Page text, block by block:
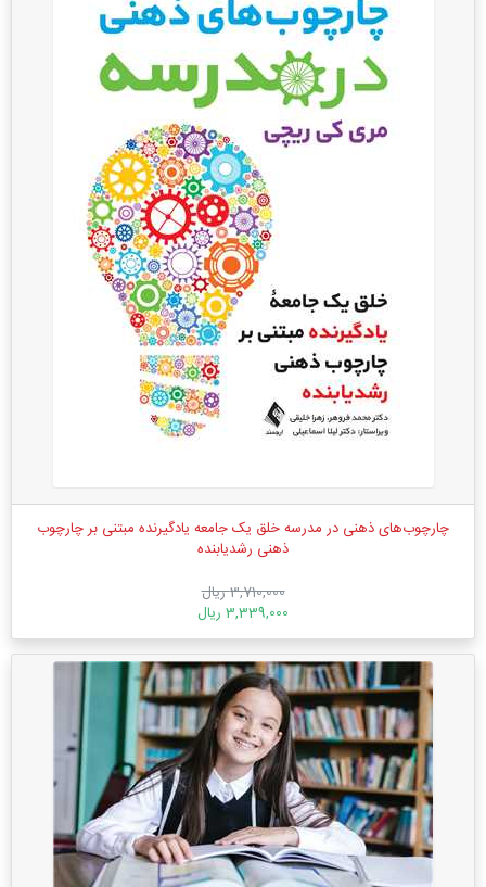
چارچوب‌های ذهنی در مدرسه خلق یک جامعه یادگیرنده مبتنی بر چارچوب
ذهنی رشدیابنده
3,710,000 ریال
3,339,000 ریال